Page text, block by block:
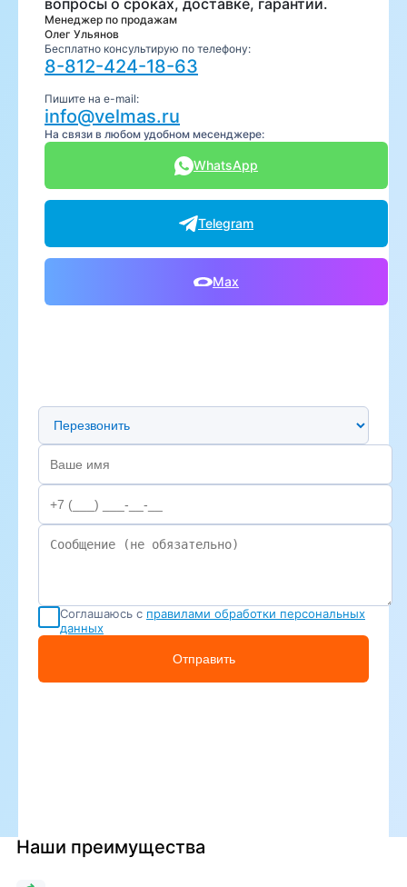
вопросы о сроках, доставке, гарантии.
Менеджер по продажам
Олег Ульянов
Бесплатно консультирую по телефону:
8-812-424-18-63
Пишите на e-mail:
info@velmas.ru
На связи в любом удобном месенджере:
WhatsApp
Telegram
Max
Предпочтительный способ связи
Соглашаюсь с правилами обработки персональных
данных
Отправить
Наши преимущества